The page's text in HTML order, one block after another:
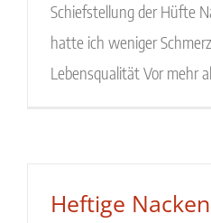
Schiefstellung der Hüfte
hatte ich weniger
Lebensqualität Vor mehr
Heftige